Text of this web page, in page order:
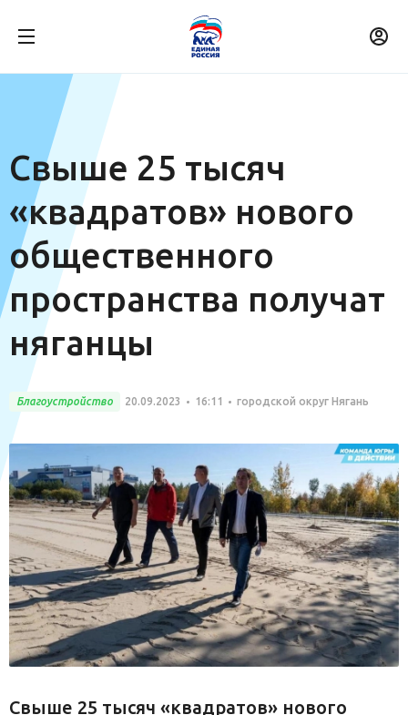
Свыше 25 тысяч
«квадратов» нового
общественного
пространства получат
няганцы
Благоустройство 20.09.2023 16:11 городской округ Нягань
Свыше 25 тысяч «квадратов» нового